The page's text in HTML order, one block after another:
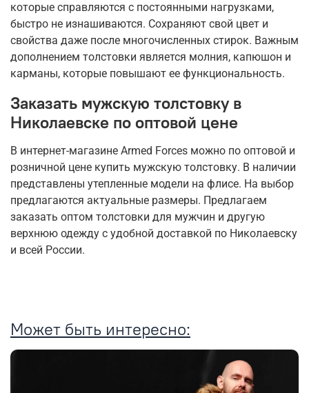
которые справляются с постоянными нагрузками,
быстро не изнашиваются. Сохраняют свой цвет и
свойства даже после многочисленных стирок. Важным
дополнением толстовки является молния, капюшон и
карманы, которые повышают ее функциональность.
Заказать мужскую толстовку в
Николаевске по оптовой цене
В интернет-магазине Armed Forces можно по оптовой и
розничной цене купить мужскую толстовку. В наличии
представлены утепленные модели на флисе. На выбор
предлагаются актуальные размеры. Предлагаем
заказать оптом толстовки для мужчин и другую
верхнюю одежду с удобной доставкой по Николаевску
и всей России.
Может быть интересно: